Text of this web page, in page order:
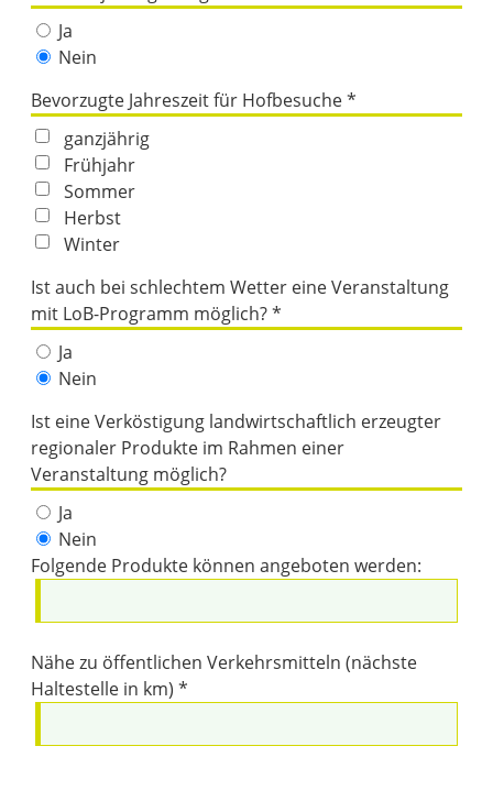
Ja
Nein
Bevorzugte Jahreszeit für Hofbesuche *
ganzjährig
Frühjahr
Sommer
Herbst
Winter
Ist auch bei schlechtem Wetter eine Veranstaltung
mit LoB-Programm möglich? *
Ja
Nein
Ist eine Verköstigung landwirtschaftlich erzeugter
regionaler Produkte im Rahmen einer
Veranstaltung möglich?
Ja
Nein
Folgende Produkte können angeboten werden:
Nähe zu öffentlichen Verkehrsmitteln (nächste
Haltestelle in km) *